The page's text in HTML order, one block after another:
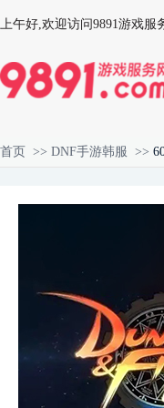
上午好,欢迎访问9891游戏服
首页 >> DNF手游韩服 >>